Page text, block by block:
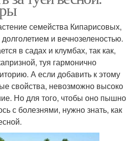
семейства Кипарисовых,
и вечнозеленостью.
в садах и клумбах, так как,
туя гармонично
А если добавить к этому
свойства, невозможно высоко
Но для того, чтобы оно пышно
с болезнями, нужно знать, как